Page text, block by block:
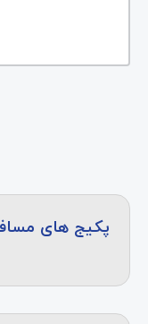
پکیج های